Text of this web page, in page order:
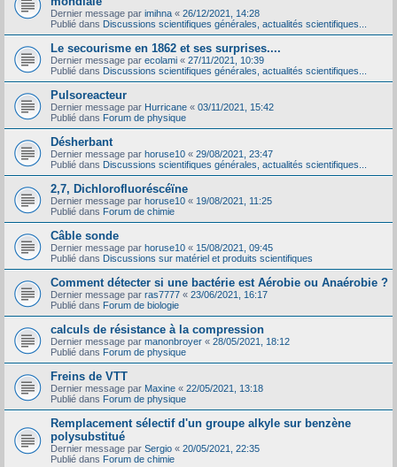
Dernier message par imihna « 26/12/2021, 14:28
Publié dans Discussions scientifiques générales, actualités scientifiques...
Le secourisme en 1862 et ses surprises....
Dernier message par ecolami « 27/11/2021, 10:39
Publié dans Discussions scientifiques générales, actualités scientifiques...
Pulsoreacteur
Dernier message par Hurricane « 03/11/2021, 15:42
Publié dans Forum de physique
Désherbant
Dernier message par horuse10 « 29/08/2021, 23:47
Publié dans Discussions scientifiques générales, actualités scientifiques...
2,7, Dichlorofluoréscéïne
Dernier message par horuse10 « 19/08/2021, 11:25
Publié dans Forum de chimie
Câble sonde
Dernier message par horuse10 « 15/08/2021, 09:45
Publié dans Discussions sur matériel et produits scientifiques
Comment détecter si une bactérie est Aérobie ou Anaérobie ?
Dernier message par ras7777 « 23/06/2021, 16:17
Publié dans Forum de biologie
calculs de résistance à la compression
Dernier message par manonbroyer « 28/05/2021, 18:12
Publié dans Forum de physique
Freins de VTT
Dernier message par Maxine « 22/05/2021, 13:18
Publié dans Forum de physique
Remplacement sélectif d'un groupe alkyle sur benzène
polysubstitué
Dernier message par Sergio « 20/05/2021, 22:35
Publié dans Forum de chimie